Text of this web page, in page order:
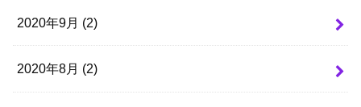
2020年9月 (2)
2020年8月 (2)